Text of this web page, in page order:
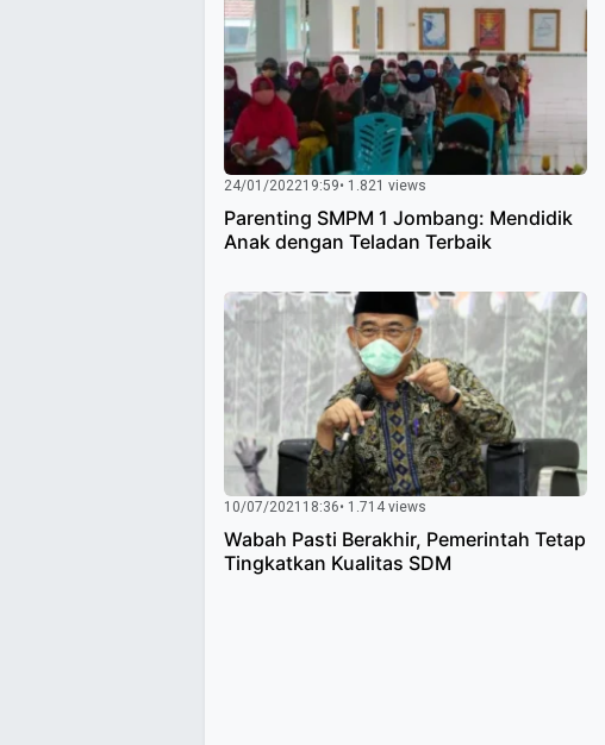
24/01/202219:59• 1.821 views
Parenting SMPM 1 Jombang: Mendidik
Anak dengan Teladan Terbaik
10/07/2021 18:36• 1.714 views
Wabah Pasti Berakhir, Pemerintah Tetap
Tingkatkan Kualitas SDM